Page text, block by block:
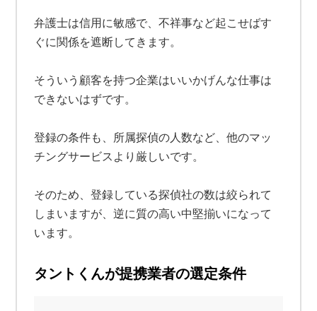
弁護士は信用に敏感で、不祥事など起こせばす
ぐに関係を遮断してきます。
そういう顧客を持つ企業はいいかげんな仕事は
できないはずです。
登録の条件も、所属探偵の人数など、他のマッ
チングサービスより厳しいです。
そのため、登録している探偵社の数は絞られて
しまいますが、逆に質の高い中堅揃いになって
います。
タントくんが提携業者の選定条件